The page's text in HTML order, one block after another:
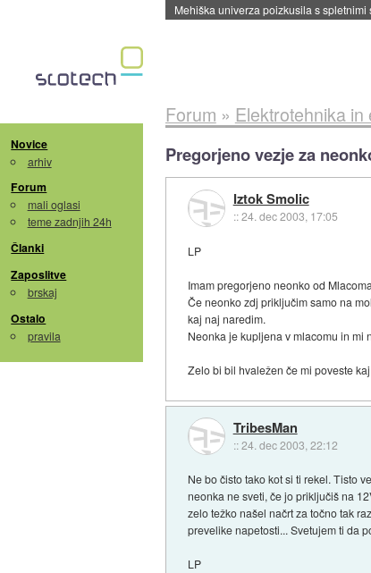
Mehiška univerza poizkusila s
Novice
arhiv
Forum
mali oglasi
teme zadnjih 24h
Članki
Zaposlitve
brskaj
Ostalo
pravila
Forum » Elektrotehnika
Pregorjeno vezje za
Iztok Smolic
::24. dec 2003, 17:05
LP
Imam pregorjeno neonko od Mlacoma
Če neonko zdj priključim samo na
kaj naj naredim.
Neonka je kupljena v mlacomu in mi
Zelo bi bil hvaležen če mi poveste
TribesMan
::24. dec 2003, 22:12
Ne bo čisto tako kot si ti rekel. Tisto
neonka ne sveti, če jo priključiš na
zelo težko našel načrt za točno tak
prevelike napetosti... Svetujem ti da
LP